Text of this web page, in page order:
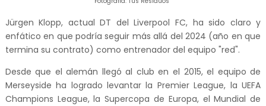
Jürgen Klopp, actual DT del Liverpool FC, ha sido claro y
enfático en que podría seguir más allá del 2024 (año en que
termina su contrato) como entrenador del equipo "red".
Desde que el alemán llegó al club en el 2015, el equipo de
Merseyside ha logrado levantar la Premier League, la UEFA
Champions League, la Supercopa de Europa, el Mundial de